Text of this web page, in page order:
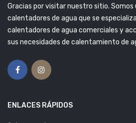
Gracias por visitar nuestro sitio. Somos
calentadores de agua que se
calentadores de agua comerciales y
sus necesidades de calentamiento de
ENLACES RÁPIDOS